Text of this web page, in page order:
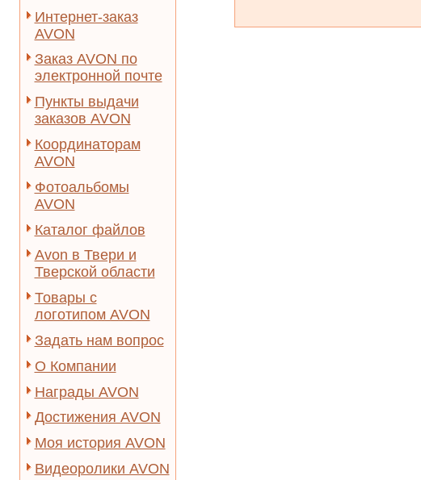
Интернет-заказ
AVON
Заказ AVON по
электронной почте
Пункты выдачи
заказов AVON
Координаторам
AVON
Фотоальбомы
AVON
Каталог файлов
Avon в Твери и
Тверской области
Товары с
логотипом AVON
Задать нам вопрос
О Компании
Награды AVON
Достижения AVON
Моя история AVON
Видеоролики AVON